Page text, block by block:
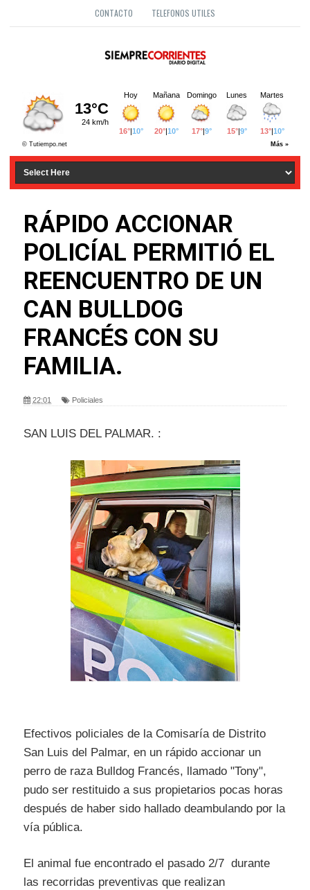
CONTACTO TELEFONOS UTILES
RÁPIDO ACCIONAR
POLICÍAL PERMITIÓ EL
REENCUENTRO DE UN
CAN BULLDOG
FRANCÉS CON SU
FAMILIA.
22:01 Policiales
SAN LUIS DEL PALMAR. :
Efectivos policiales de la Comisaría de Distrito
San Luis del Palmar, en un rápido accionar un
perro de raza Bulldog Francés, llamado "Tony",
pudo ser restituido a sus propietarios pocas horas
después de haber sido hallado deambulando por la
vía pública.
El animal fue encontrado el pasado 2/7 durante
las recorridas preventivas que realizan